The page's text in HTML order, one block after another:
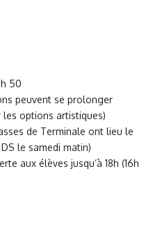
h 50
peuvent se prolonger
les options artistiques)
de Terminale ont lieu le
le samedi matin)
aux élèves jusqu’à 18h (16h